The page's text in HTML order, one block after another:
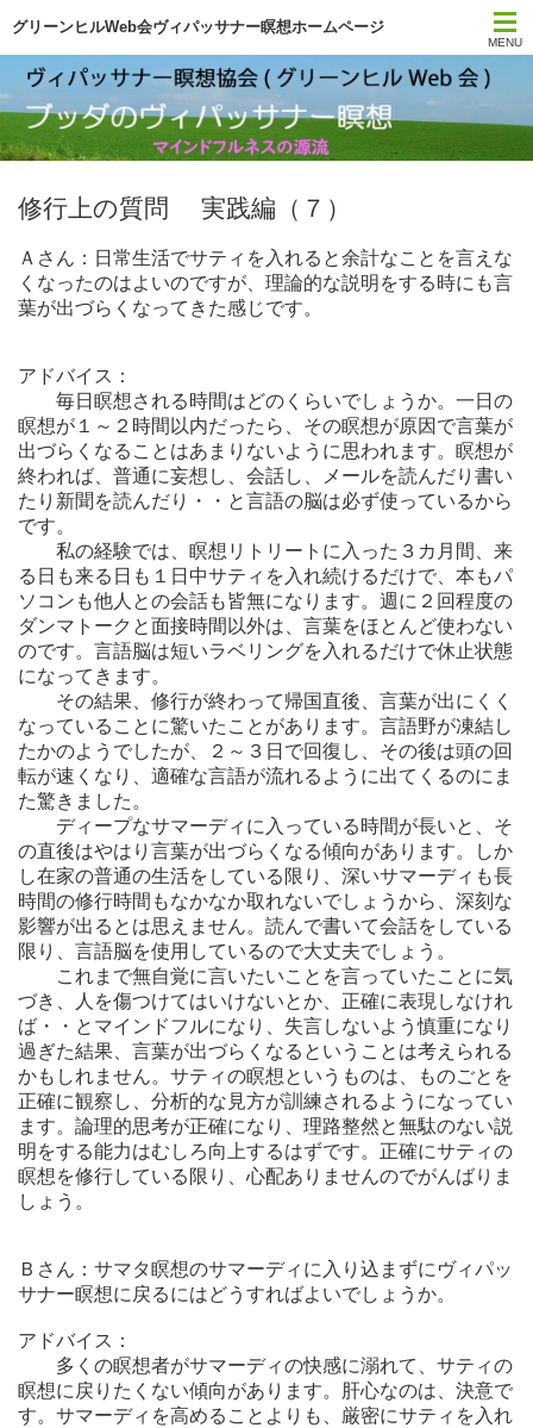
グリーンヒルWeb会ヴィパッサナー瞑想ホームページ
MENU
トップページ
スケジュール
今日の一言
月刊サティ
瞑想の本
初心者ガイダンス
協会について
修行上の質問 実践編（７）
Ａさん：日常生活でサティを入れると余計なことを言えな
くなったのはよいのですが、理論的な説明をする時にも言
葉が出づらくなってきた感じです。
アドバイス：
毎日瞑想される時間はどのくらいでしょうか。一日の
瞑想が１～２時間以内だったら、その瞑想が原因で言葉が
出づらくなることはあまりないように思われます。瞑想が
終われば、普通に妄想し、会話し、メールを読んだり書い
たり新聞を読んだり・・と言語の脳は必ず使っているから
です。
私の経験では、瞑想リトリートに入った３カ月間、来
る日も来る日も１日中サティを入れ続けるだけで、本もパ
ソコンも他人との会話も皆無になります。週に２回程度の
ダンマトークと面接時間以外は、言葉をほとんど使わない
のです。言語脳は短いラベリングを入れるだけで休止状態
になってきます。
その結果、修行が終わって帰国直後、言葉が出にくく
なっていることに驚いたことがあります。言語野が凍結し
たかのようでしたが、２～３日で回復し、その後は頭の回
転が速くなり、適確な言語が流れるように出てくるのにま
た驚きました。
ディープなサマーディに入っている時間が長いと、そ
の直後はやはり言葉が出づらくなる傾向があります。しか
し在家の普通の生活をしている限り、深いサマーディも長
時間の修行時間もなかなか取れないでしょうから、深刻な
影響が出るとは思えません。読んで書いて会話をしている
限り、言語脳を使用しているので大丈夫でしょう。
これまで無自覚に言いたいことを言っていたことに気
づき、人を傷つけてはいけないとか、正確に表現しなけれ
ば・・とマインドフルになり、失言しないよう慎重になり
過ぎた結果、言葉が出づらくなるということは考えられる
かもしれません。サティの瞑想というものは、ものごとを
正確に観察し、分析的な見方が訓練されるようになってい
ます。論理的思考が正確になり、理路整然と無駄のない説
明をする能力はむしろ向上するはずです。正確にサティの
瞑想を修行している限り、心配ありませんのでがんばりま
しょう。
Ｂさん：サマタ瞑想のサマーディに入り込まずにヴィパッ
サナー瞑想に戻るにはどうすればよいでしょうか。
アドバイス：
多くの瞑想者がサマーディの快感に溺れて、サティの
瞑想に戻りたくない傾向があります。肝心なのは、決意で
す。サマーディを高めることよりも、厳密にサティを入れ